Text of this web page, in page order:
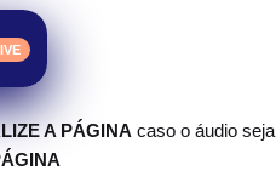
A PÁGINA caso o áudio seja